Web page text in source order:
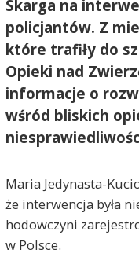
Skarga na
policjantów. Z
które trafiły do
Opieki nad
informacje o
wśród bliskich
Maria Jedynasta-
że interwencja była
hodowczyni
w Polsce.